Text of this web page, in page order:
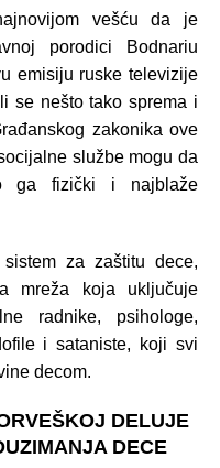
vešću da je
porodici Bodnariu
emisiju ruske televizije
se nešto tako sprema i
zakonika ove
službe mogu da
ga fizički i najblaže
za zaštitu dece,
mreža koja uključuje
radnike, psihologe,
i sataniste, koji svi
decom.
DELUJE
DECE